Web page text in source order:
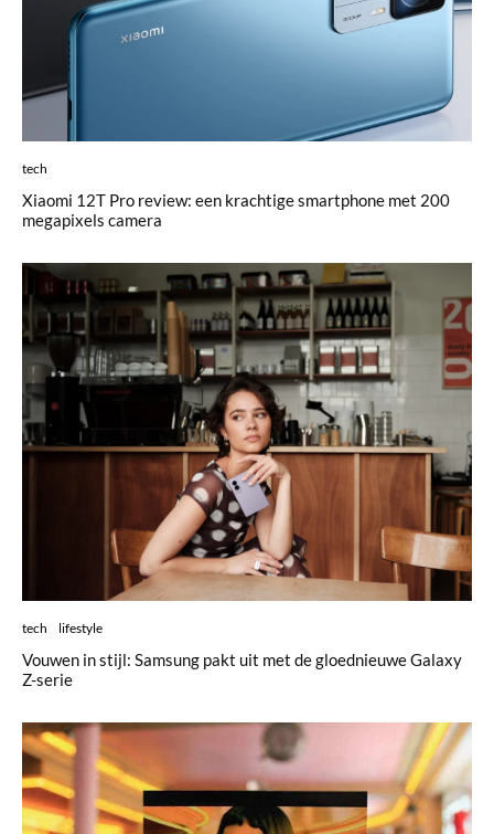
tech
Xiaomi 12T Pro review: een krachtige smartphone met 200
megapixels camera
tech lifestyle
Vouwen in stijl: Samsung pakt uit met de gloednieuwe Galaxy
Z-serie